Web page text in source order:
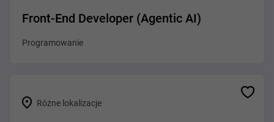
Front-End Developer (Agentic AI)
Programowanie
Różne lokalizacje